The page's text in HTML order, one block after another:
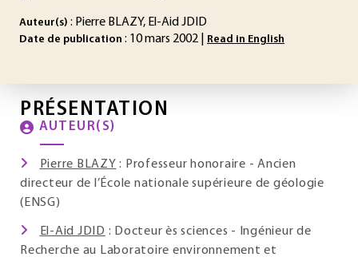
Auteur(s) : Pierre BLAZY, El-Aid JDID
Date de publication : 10 mars 2002 | Read in English
PRÉSENTATION
AUTEUR(S)
Pierre BLAZY : Professeur honoraire - Ancien
directeur de l’École nationale supérieure de géologie
(ENSG)
El-Aid JDID : Docteur ès sciences - Ingénieur de
Recherche au Laboratoire environnement et